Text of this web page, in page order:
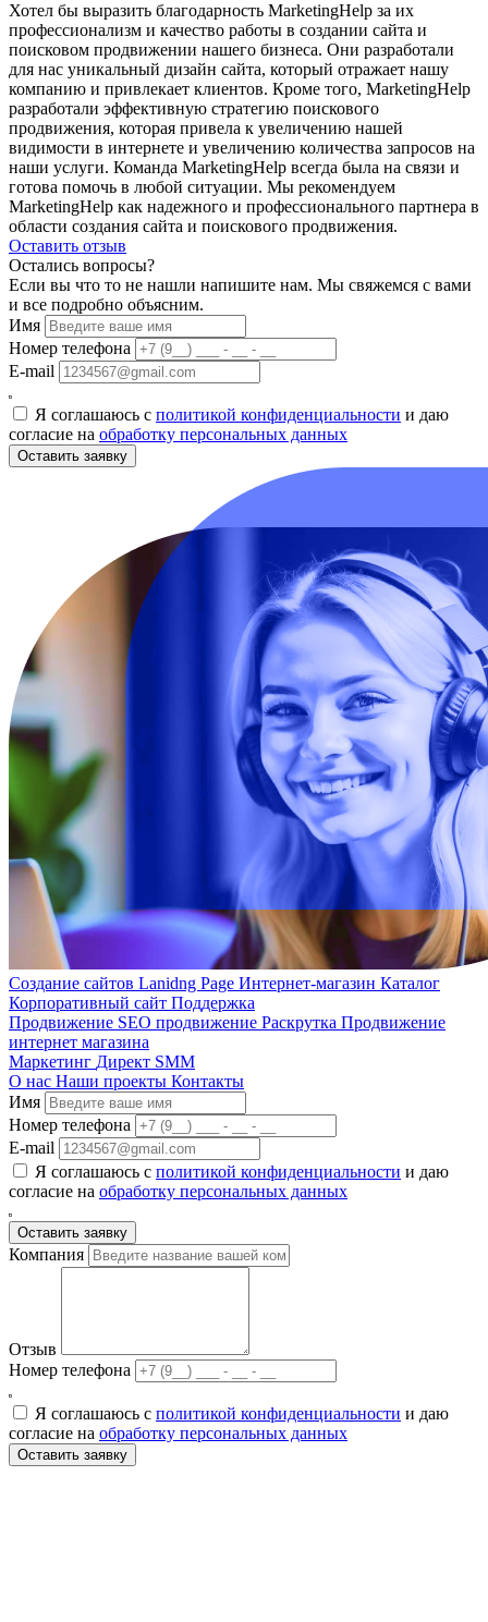
Хотел бы выразить благодарность MarketingHelp за их
профессионализм и качество работы в создании сайта и
поисковом продвижении нашего бизнеса. Они разработали
для нас уникальный дизайн сайта, который отражает нашу
компанию и привлекает клиентов. Кроме того, MarketingHelp
разработали эффективную стратегию поискового
продвижения, которая привела к увеличению нашей
видимости в интернете и увеличению количества запросов на
наши услуги. Команда MarketingHelp всегда была на связи и
готова помочь в любой ситуации. Мы рекомендуем
MarketingHelp как надежного и профессионального партнера в
области создания сайта и поискового продвижения.
Оставить отзыв
Остались вопросы?
Если вы что то не нашли напишите нам. Мы свяжемся с вами
и все подробно объясним.
Имя
Номер телефона
E-mail
Я соглашаюсь с политикой конфиденциальности и даю
согласие на обработку персональных данных
Создание сайтов Lanidng Page Интернет-магазин Каталог
Корпоративный сайт Поддержка
Продвижение SEO продвижение Раскрутка Продвижение
интернет магазина
Маркетинг Директ SMM
О нас Наши проекты Контакты
Имя
Номер телефона
E-mail
Я соглашаюсь с политикой конфиденциальности и даю
согласие на обработку персональных данных
Компания
Отзыв
Номер телефона
Я соглашаюсь с политикой конфиденциальности и даю
согласие на обработку персональных данных